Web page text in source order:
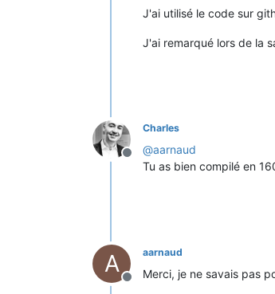
J'ai utilisé le code sur
J'ai remarqué lors de la
Offline
Charles
@aarnaud
Tu as bien compilé en
A
Offline
aarnaud
Merci, je ne savais pas